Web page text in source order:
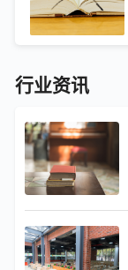
行业资讯